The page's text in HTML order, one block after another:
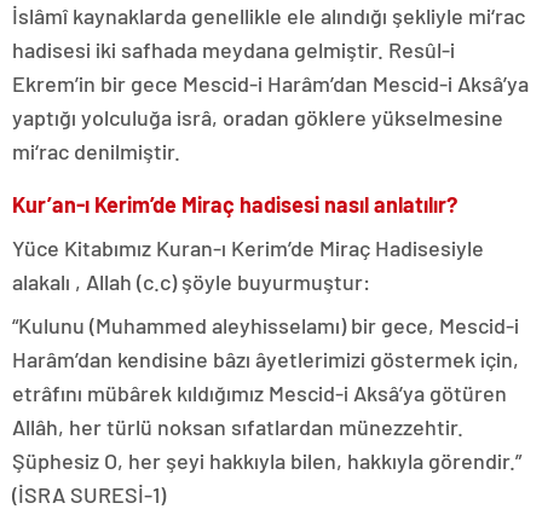
İslâmî kaynaklarda genellikle ele alındığı şekliyle mi‘rac
hadisesi iki safhada meydana gelmiştir. Resûl-i
Ekrem’in bir gece Mescid-i Harâm’dan Mescid-i Aksâ’ya
yaptığı yolculuğa isrâ, oradan göklere yükselmesine
mi‘rac denilmiştir.
Kur’an-ı Kerim’de Miraç hadisesi nasıl anlatılır?
Yüce Kitabımız Kuran-ı Kerim’de Miraç Hadisesiyle
alakalı , Allah (c.c) şöyle buyurmuştur:
“Kulunu (Muhammed aleyhisselamı) bir gece, Mescid-i
Harâm’dan kendisine bâzı âyetlerimizi göstermek için,
etrâfını mübârek kıldığımız Mescid-i Aksâ’ya götüren
Allâh, her türlü noksan sıfatlardan münezzehtir.
Şüphesiz O, her şeyi hakkıyla bilen, hakkıyla görendir.”
(İSRA SURESİ-1)